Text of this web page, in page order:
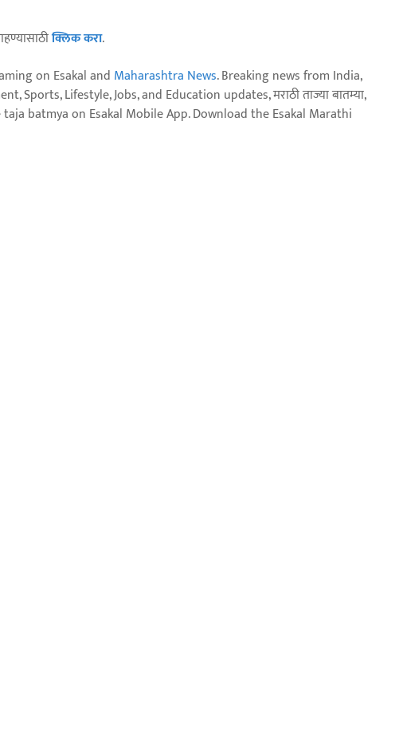
क्लिक करा.
on Esakal and Maharashtra News. Breaking news from India,
Sports, Lifestyle, Jobs, and Education updates, मराठी ताज्या बातम्या,
taja batmya on Esakal Mobile App. Download the Esakal Marathi